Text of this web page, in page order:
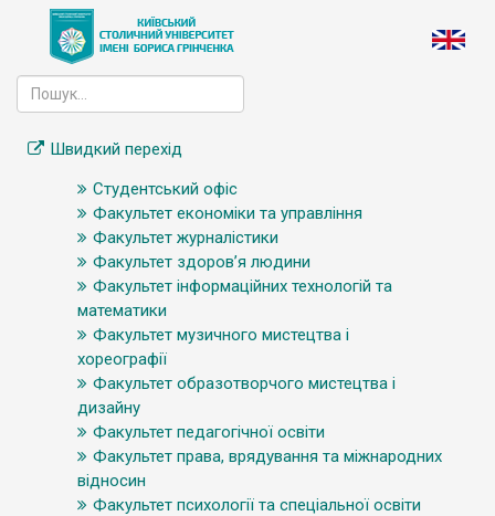
Швидкий перехід
Студентський офіс
Факультет економіки та управління
Факультет журналістики
Факультет здоров’я людини
Факультет інформаційних технологій та
математики
Факультет музичного мистецтва і
хореографії
Факультет образотворчого мистецтва і
дизайну
Факультет педагогічної освіти
Факультет права, врядування та міжнародних
відносин
Факультет психології та спеціальної освіти